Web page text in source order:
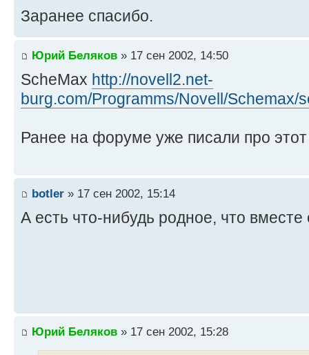
Заранее спасибо.
Юрий Беляков » 17 сен 2002, 14:50
ScheMax http://novell2.net-
burg.com/Programms/Novell/Schemax/
Ранее на форуме уже писали про этот
botler » 17 сен 2002, 15:14
А есть что-нибудь родное, что
Юрий Беляков » 17 сен 2002, 15:28